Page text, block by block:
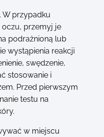
W przypadku
przemyj je
podrażnioną lub
wystąpienia reakcji
swędzenie,
stosowanie i
Przed pierwszym
testu na
w miejscu